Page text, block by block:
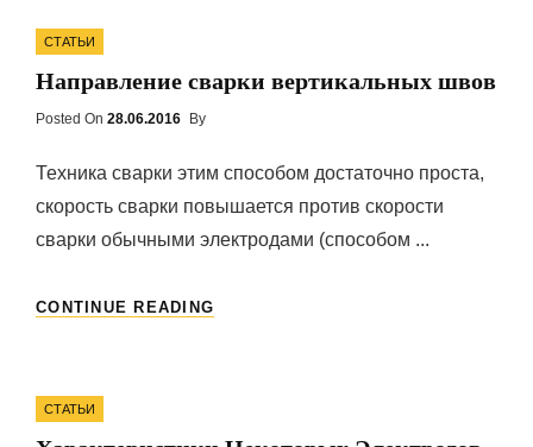
Categories
СТАТЬИ
Направление сварки вертикальных швов
Posted On Posted
28.06.2016 By
Техника сварки этим способом достаточно проста,
скорость сварки повышается против скорости
сварки обычными электродами (способом ...
CONTINUE READING
Categories
СТАТЬИ